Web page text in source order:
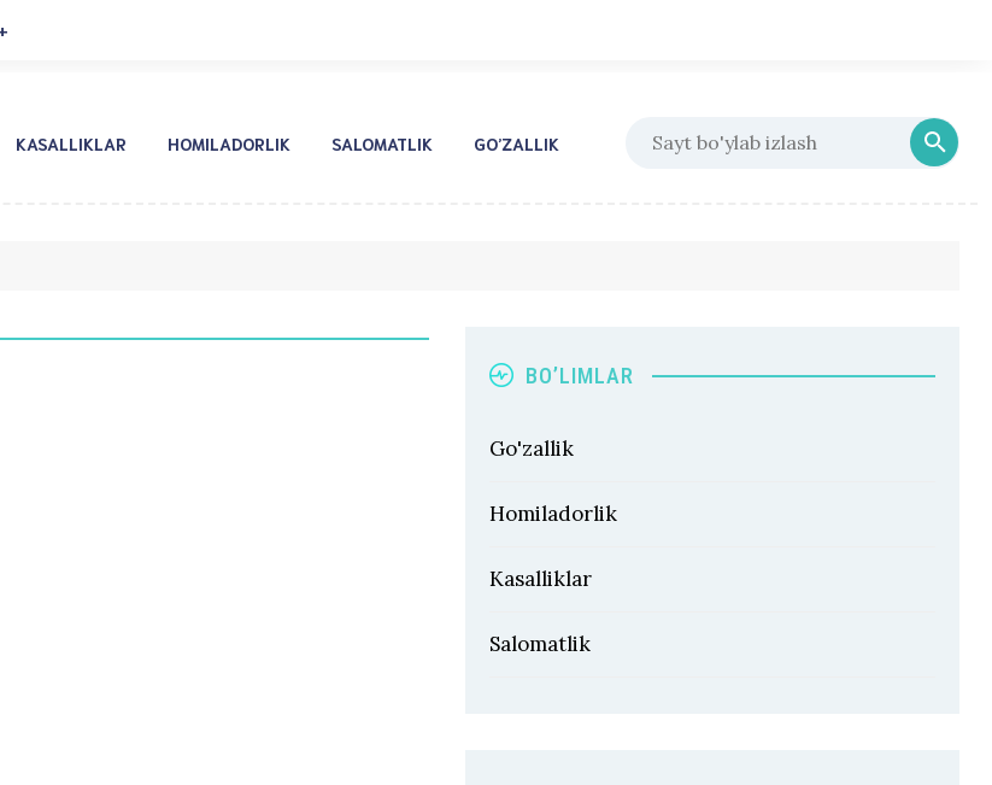
KASALLIKLAR HOMILADORLIK SALOMATLIK GO’ZALLIK
BO’LIMLAR
Go'zallik
Homiladorlik
Kasalliklar
Salomatlik